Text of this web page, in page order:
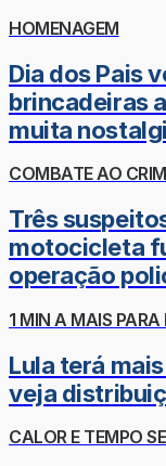
HOMENAGEM
Dia dos Pais
brincadeiras
muita
COMBATE AO
Três
motocicleta
operação
1 MIN A MAIS PARA
Lula terá
veja
CALOR E TEMPO